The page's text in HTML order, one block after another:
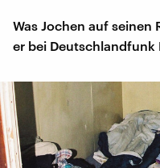
Was Jochen auf seinen
er bei Deutschlandfunk